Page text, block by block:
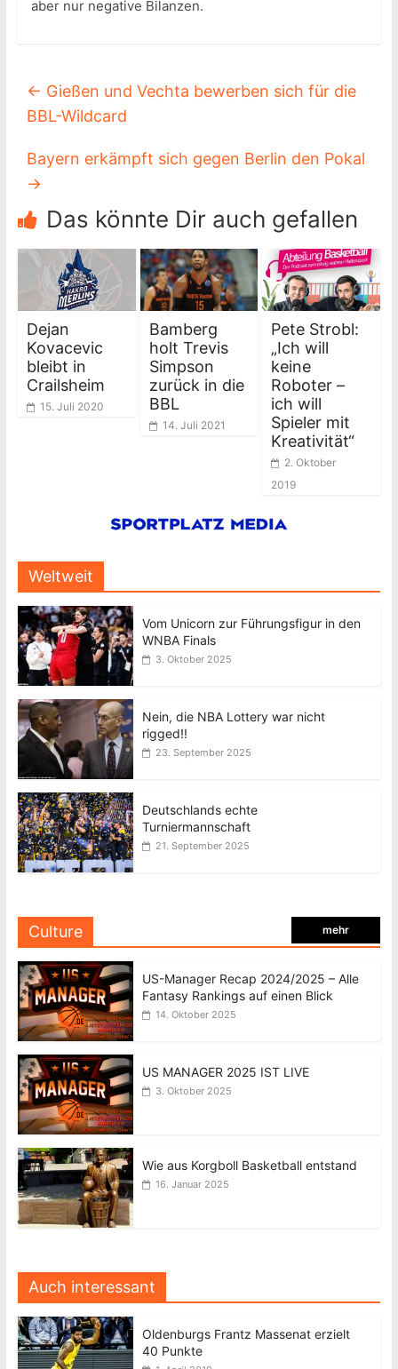
aber nur negative Bilanzen.
← Gießen und Vechta bewerben sich für die
BBL-Wildcard
Bayern erkämpft sich gegen Berlin den Pokal
→
Das könnte Dir auch gefallen
Dejan
Kovacevic
bleibt in
Crailsheim
15. Juli 2020
Bamberg
holt Trevis
Simpson
zurück in die
BBL
14. Juli 2021
Pete Strobl:
„Ich will
keine
Roboter –
ich will
Spieler mit
Kreativität“
2. Oktober
2019
Weltweit
Vom Unicorn zur Führungsfigur in den
WNBA Finals
3. Oktober 2025
Nein, die NBA Lottery war nicht
rigged!!
23. September 2025
Deutschlands echte
Turniermannschaft
21. September 2025
Culture mehr
US-Manager Recap 2024/2025 – Alle
Fantasy Rankings auf einen Blick
14. Oktober 2025
US MANAGER 2025 IST LIVE
3. Oktober 2025
Wie aus Korgboll Basketball entstand
16. Januar 2025
Auch interessant
Oldenburgs Frantz Massenat erzielt
40 Punkte